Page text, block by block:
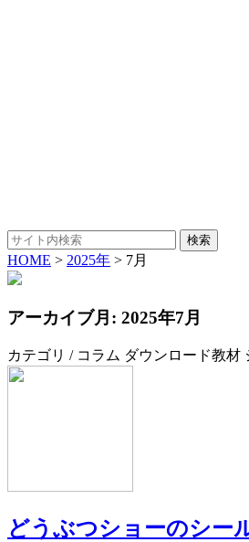
HOME > 2025年 > 7月
アーカイブ月: 2025年7月
カテゴリ / コラム ダウンロード教材
どうぶつショーのシー